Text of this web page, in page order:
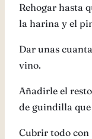
Rehogar hasta
la harina y el
Dar unas
vino.
Añadirle el
de guindilla que
Cubrir todo con